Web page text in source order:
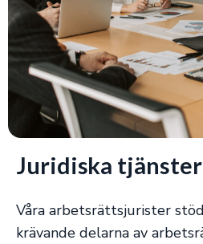
Juridiska tjänster
Våra arbetsrättsjurister
krävande delarna av